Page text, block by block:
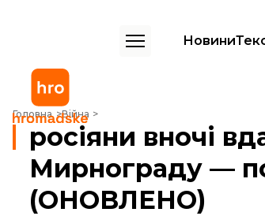
Новини
Головна Війна
росіяни вночі вдарили трьома ракетами по
росіяни вночі
Мирнограду —
(ОНОВЛЕНО)